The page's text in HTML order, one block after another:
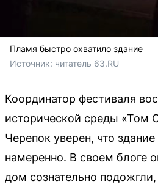
Пламя быстро охватило здание
Источник: читатель 63.RU
Координатор фестиваля
исторической среды «Том
Черепок уверен, что
намеренно. В своем блоге
дом сознательно